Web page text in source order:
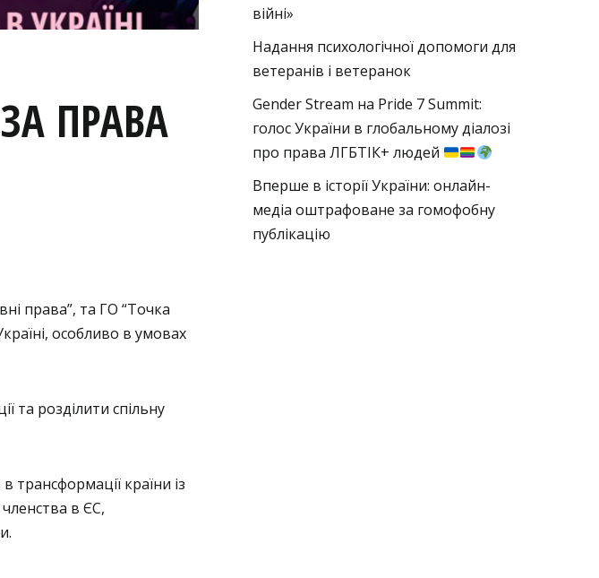
ПРАВА
права”, та ГО “Точка
особливо в умовах
та розділити спільну
трансформації країни із
в ЄС,
війні»
Надання психологічної допомоги для
ветеранів і ветеранок
Gender Stream на Pride 7 Summit:
голос України в глобальному діалозі
про права ЛГБТІК+ людей
Вперше в історії України: онлайн-
медіа оштрафоване за гомофобну
публікацію